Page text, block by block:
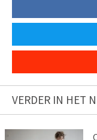
VERDER IN HET